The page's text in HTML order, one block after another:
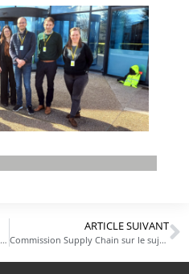
2 Forums Alternance organisés par l’ETSBB
ARTICLE SUIVANT
Commission Supply Chain sur le sujet de « l’intégration de l’IA en Supply »